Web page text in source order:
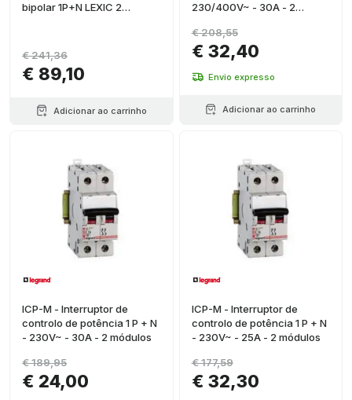
bipolar 1P+N LEXIC 2
€ 89,10
€ 241,36
Adicionar ao carrinho
230/400V~ - 30A - 2
€ 32,40
€ 208,55
Envio expresso
Adicionar ao carrinho
ICP-M - Interruptor de
controlo de potência 1 P + N
- 230V~ - 30A - 2 módulos
€ 24,00
€ 189,95
ICP-M - Interruptor de
controlo de potência 1 P + N
- 230V~ - 25A - 2 módulos
€ 32,30
€ 177,59